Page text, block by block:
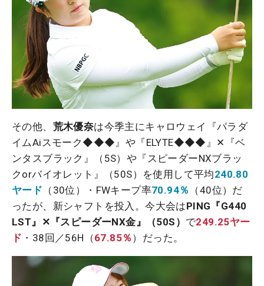
その他、 荒木優奈は今季主にキャロウェイ『パラダ
イムAiスモーク◆◆◆』や『ELYTE◆◆◆』✕『ベ
ンタスブラック』（5S）や『スピーダーNXブラッ
クorバイオレット』（50S）を使用して平均240.80
ヤード （30位）・FWキープ率70.94％
（40位）だ
ったが、新シャフトを投入。今大会はPING『G440
LST』✕『スピーダーNX金』（50S） で249.25ヤー
ド ・38回／56H（67.85％ ）だった。